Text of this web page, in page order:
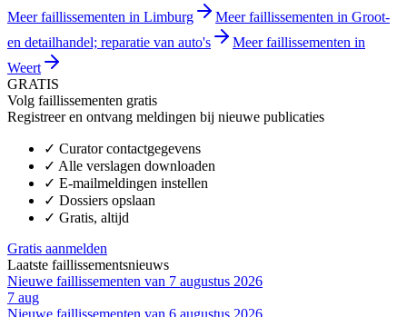
Meer faillissementen in Limburg
Meer faillissementen in Groot-
en detailhandel; reparatie van auto's
Meer faillissementen in
Weert
GRATIS
Volg faillissementen gratis
Registreer en ontvang meldingen bij nieuwe publicaties
✓ Curator contactgegevens
✓ Alle verslagen downloaden
✓ E-mailmeldingen instellen
✓ Dossiers opslaan
✓ Gratis, altijd
Gratis aanmelden
Laatste faillissementsnieuws
Nieuwe faillissementen van 7 augustus 2026
7 aug
Nieuwe faillissementen van 6 augustus 2026